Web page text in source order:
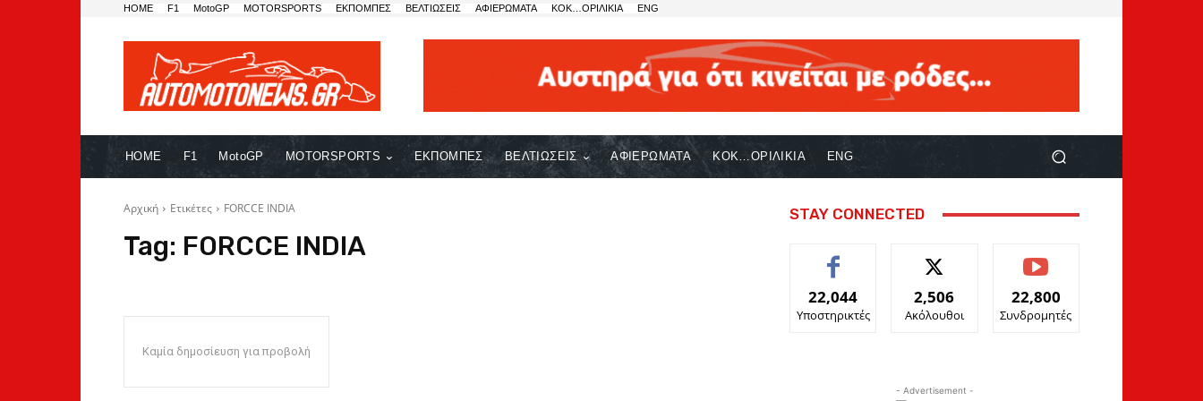
HOME F1 MotoGP MOTORSPORTS ΕΚΠΟΜΠΕΣ ΒΕΛΤΙΩΣΕΙΣ ΑΦΙΕΡΩΜΑΤΑ ΚΟΚ…ΟΡΙΛΙΚΙΑ ENG
HOME F1 MotoGP MOTORSPORTS ΕΚΠΟΜΠΕΣ ΒΕΛΤΙΩΣΕΙΣ ΑΦΙΕΡΩΜΑΤΑ ΚΟΚ…ΟΡΙΛΙΚΙΑ ENG
Αρχική Ετικέτες FORCCE INDIA
Tag: FORCCE INDIA
Καμία δημοσίευση για προβολή
STAY CONNECTED
22,044
Υποστηρικτές
2,506
Ακόλουθοι
22,800
Συνδρομητές
- Advertisement -